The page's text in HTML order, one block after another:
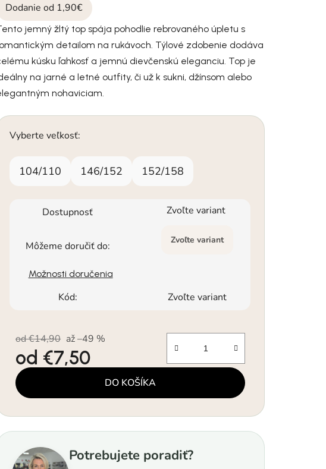
Dodanie od 1,90€
jemný žltý top spája pohodlie rebrovaného úpletu s
detailom na rukávoch. Týlové zdobenie dodáva
kúsku ľahkosť a jemnú dievčenskú eleganciu. Top je
na jarné a letné outfity, či už k sukni, džínsom alebo
nohaviciam.
Vyberte veľkosť:
104/110 146/152 152/158
Dostupnosť Zvoľte variant
Môžeme doručiť do: Zvoľte variant
Možnosti doručenia
Kód: Zvoľte variant
od €14,90 až –49 %
od €7,50
Jednotková cena: DO KOŠÍKA
Potrebujete poradiť?